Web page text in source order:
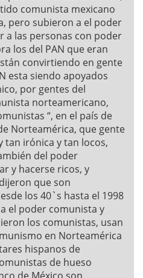
comunista mexicano
pero subieron a el poder
a las personas con poder
los del PAN que eran
convirtiendo en gente
esta siendo apoyados
por gentes del
norteamericano,
“, en el país de
Norteamérica, que gente
tan irónica y tan locos,
del poder
y hacerse ricos, y
que son
los 40`s hasta el 1998
el poder comunista y
los comunistas, usan
en Norteamérica
hispanos de
de hueso